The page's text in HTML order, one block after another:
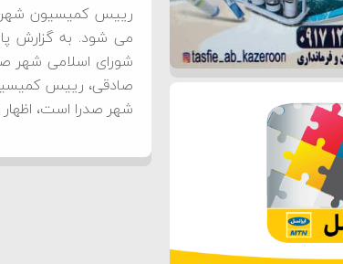
رییس کمیسیون
می شود. به گزارش
شورای اسلامی شهر
صادقی، رییس
شهر صدرا است،